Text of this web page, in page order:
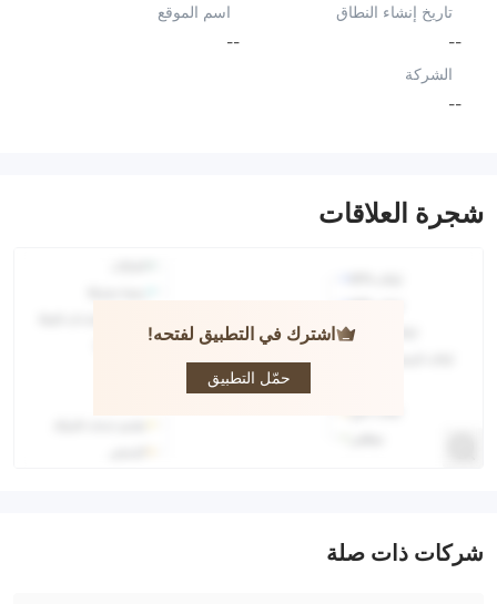
تاريخ إنشاء النطاق
--
اسم الموقع
--
الشركة
--
شجرة العلاقات
اشترك في التطبيق لفتحه!
حمّل التطبيق
شركات ذات صلة